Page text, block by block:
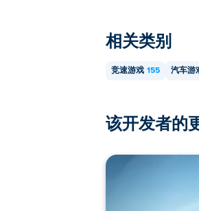
我可以和朋友一
是的！ 《特技协
相关类别
竞速游戏 155 汽车游
该开发者的